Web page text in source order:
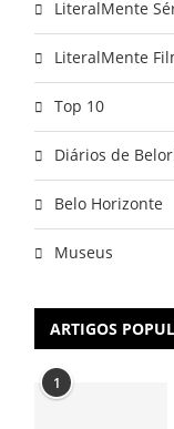
LiteralMente
LiteralMente
Top 10
Diários de
Belo Horizonte
Museus
ARTIGOS
1